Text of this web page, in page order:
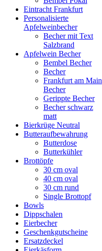
Eintracht Frankfurt
Personalisierte
Apfelweinbecher
Becher mit Text
Salzbrand
Apfelwein Becher
Bembel Becher
Becher
Frankfurt am Main
Becher
Gerippte Becher
Becher schwarz
matt
Bierkrüge Neutral
Butteraufbewahrung
Butterdose
Butterkühler
Brottöpfe
30 cm oval
40 cm oval
30 cm rund
Single Brottopf
Bowls
Dippschalen
Eierbecher
Geschenkgutscheine
Ersatzdeckel